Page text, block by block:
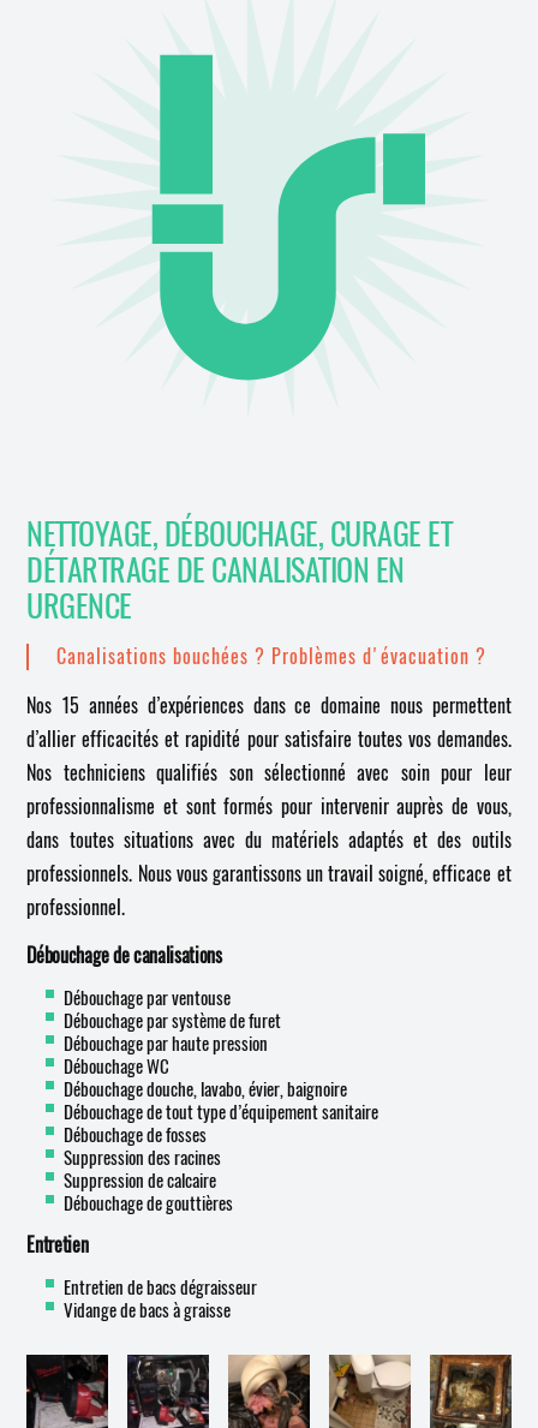
NETTOYAGE, DÉBOUCHAGE, CURAGE ET
DÉTARTRAGE DE CANALISATION EN
URGENCE
Canalisations bouchées ? Problèmes d'évacuation ?
Nos 15 années d’expériences dans ce domaine nous permettent
d’allier efficacités et rapidité pour satisfaire toutes vos demandes.
Nos techniciens qualifiés son sélectionné avec soin pour leur
professionnalisme et sont formés pour intervenir auprès de vous,
dans toutes situations avec du matériels adaptés et des outils
professionnels. Nous vous garantissons un travail soigné, efficace et
professionnel.
Débouchage de canalisations
Débouchage par ventouse
Débouchage par système de furet
Débouchage par haute pression
Débouchage WC
Débouchage douche, lavabo, évier, baignoire
Débouchage de tout type d’équipement sanitaire
Débouchage de fosses
Suppression des racines
Suppression de calcaire
Débouchage de gouttières
Entretien
Entretien de bacs dégraisseur
Vidange de bacs à graisse